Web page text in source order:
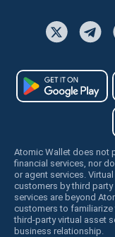
Atomic Wallet does not
financial services, nor
or agent services.
customers by third
services are beyond
customers to
third-party virtual asset
business relationship.